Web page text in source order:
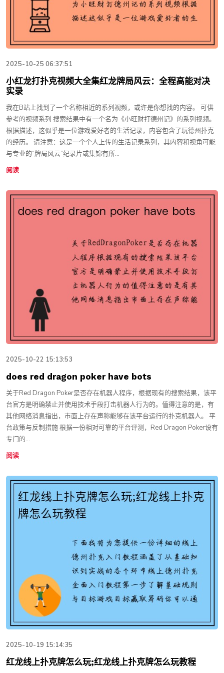
2025-10-25 06:37:51
小红龙打扑克视频大全集红龙牌局风云：全程高能对决
实录
我在B站上找到了一个名称相近的系列视频，或许是你想找的内容。 可供
参考的视频系列 搜索结果中有一个名为《小旺财打德州记》的系列视频。
根据描述，这似乎是一位游戏爱好者的生活记录，内容包含了玩德州扑克
的经历。 请注意：这是一个个人上传的生活记录系列，其内容和视角可能
与专业的“牌局风云”纪录片或集锦有所...
阅读
2025-10-22 15:13:53
does red dragon poker have bots
关于Red Dragon Poker是否存在机器人程序，根据现有的搜索结果，该平
台官方是明确禁止并使用技术手段打击机器人行为的。值得注意的是，有
其他网络消息指出，市面上存在声称能够在该平台运行的扑克机器人。 平
台政策与反制措施 根据一份相对可靠的平台评测，Red Dragon Poker设有
专门的...
阅读
2025-10-19 15:14:35
红龙线上扑克牌怎么玩;红龙线上扑克牌怎么玩教程